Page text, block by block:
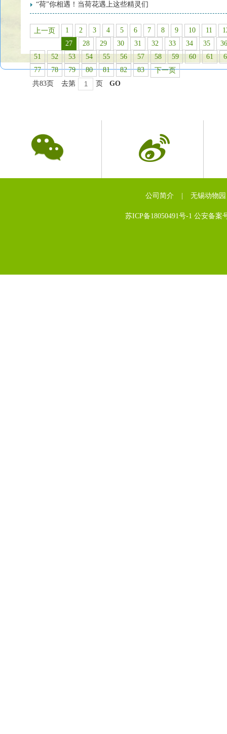
“荷”你相遇！当荷花遇上这些精灵们
上一页 1 2 3 4 5 6 7 8 9 10 11
27
28 29 30 31 32 33 34 35
36
51
52 53 54 55 56 57 58 59 60 61
77
78 79 80 81 82 83
下一页
共83页
去第 页 GO
公司简介 无锡动物园
苏ICP备18050491号-1 公安备案